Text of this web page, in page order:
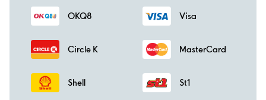
OKQ8 Visa
Circle K MasterCard
Shell St1